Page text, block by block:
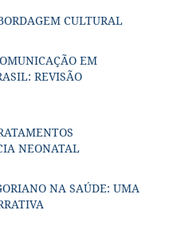
CULTURAL
EM
REVISÃO
NEONATAL
NA SAÚDE: UMA